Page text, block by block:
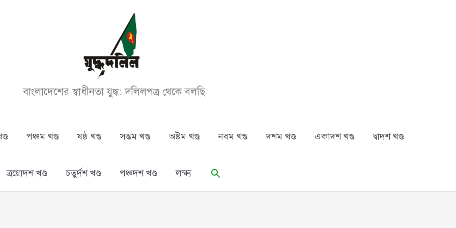
বাংলাদেশের স্বাধীনতা যুদ্ধ: দলিলপত্র থেকে বলছি
পঞ্চম খণ্ড ষষ্ঠ খণ্ড সপ্তম খণ্ড অষ্টম খণ্ড নবম খণ্ড দশম খণ্ড একাদশ খণ্ড দ্বাদশ খণ্ড
ত্রয়োদশ খণ্ড চতুর্দশ খণ্ড পঞ্চদশ খণ্ড লক্ষ্য Search